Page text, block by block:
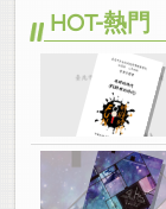
HOT-熱門